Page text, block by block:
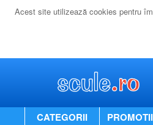
Acest site utilizează cookies pentru
CATEGORII PROMOTII